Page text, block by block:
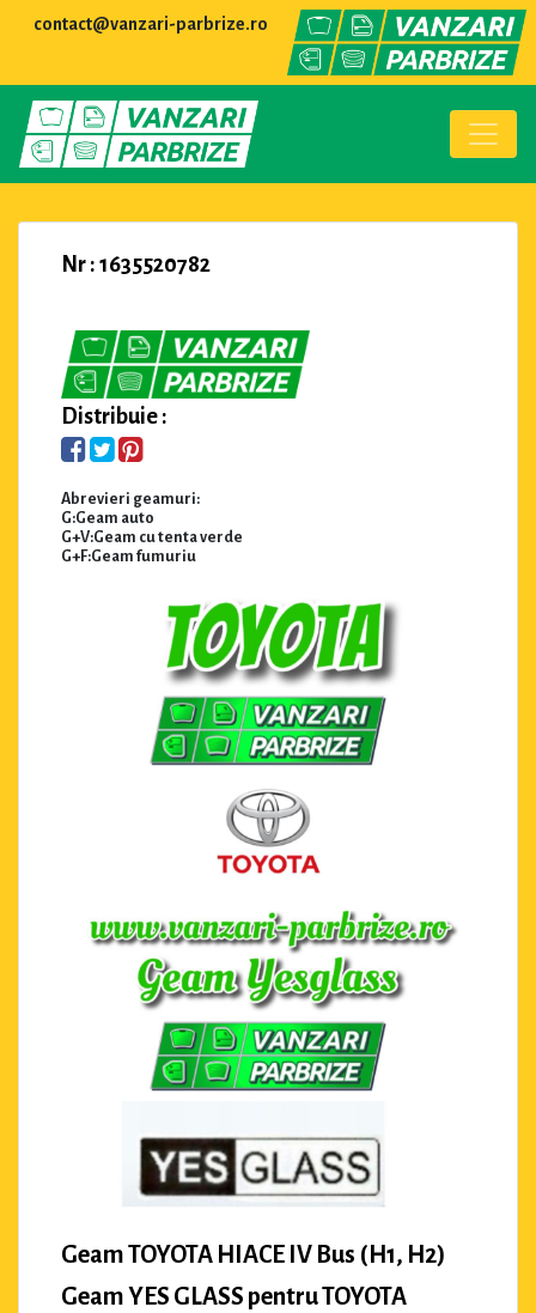
contact@vanzari-parbrize.ro
Nr : 1635520782
Distribuie :
Abrevieri geamuri:
G:Geam auto
G+V:Geam cu tenta verde
G+F:Geam fumuriu
Geam TOYOTA HIACE IV Bus (H1, H2)
Geam YES GLASS pentru TOYOTA